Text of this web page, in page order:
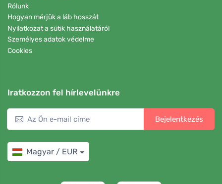
Rólunk
Hogyan mérjük a láb hosszát
Nyilatkozat a sütik használatáról
Személyes adatok védelme
Cookies
Iratkozzon fel hírlevelünkre
Bejelentkezés
Magyar / EUR